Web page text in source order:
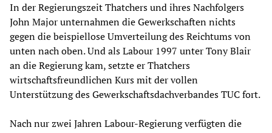
In der Regierungszeit Thatchers und ihres Nachfolgers
John Major unternahmen die Gewerkschaften nichts
gegen die beispiellose Umverteilung des Reichtums von
unten nach oben. Und als Labour 1997 unter Tony Blair
an die Regierung kam, setzte er Thatchers
wirtschaftsfreundlichen Kurs mit der vollen
Unterstützung des Gewerkschaftsdachverbandes TUC fort.
Nach nur zwei Jahren Labour-Regierung verfügten die